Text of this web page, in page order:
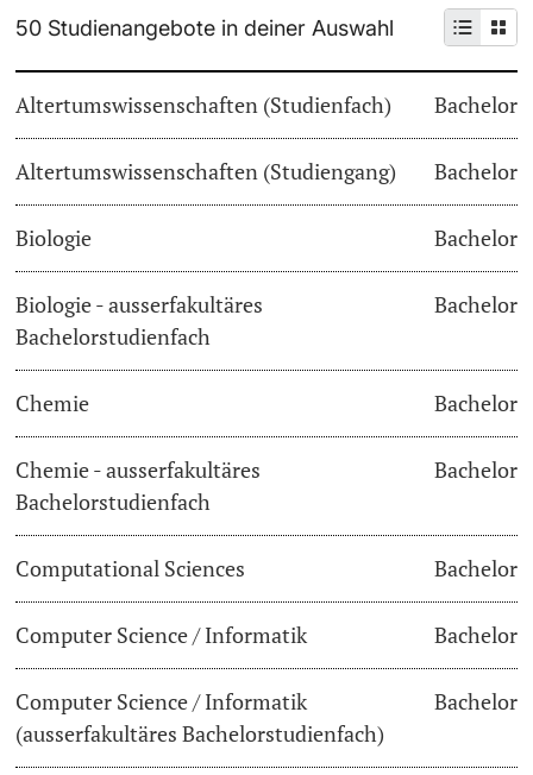
Doktorierende
Fördernde & Alumni
weitere Informationen
Dozierende
Informationen, Veranstaltungen & Schnuppern
Studienberatung
Studienfachberatung
Im Studium
Vorlesungsverzeichnis
Belegen
Termine & Fristen
Dokumente und Verifikation
«Start Smart»-Week
Mobilität
Weiterbildung
Universität
50 Studienangebote in deiner Auswahl
Altertumswissenschaften (Studienfach) Bachelor
Altertumswissenschaften (Studiengang) Bachelor
Biologie Bachelor
Biologie - ausserfakultäres
Bachelorstudienfach
Bachelor
Chemie Bachelor
Chemie - ausserfakultäres
Bachelorstudienfach
Bachelor
Computational Sciences Bachelor
Computer Science / Informatik Bachelor
Computer Science / Informatik
(ausserfakultäres Bachelorstudienfach)
Bachelor